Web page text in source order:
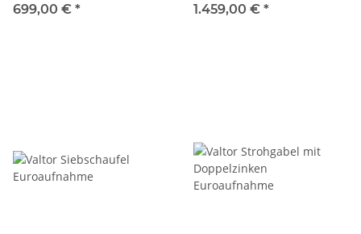
699,00 € *
1.459,00 € *